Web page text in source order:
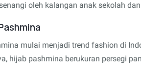
oleh kalangan anak sekolah
mulai menjadi trend fashion di
hijab pashmina berukuran persegi